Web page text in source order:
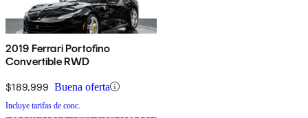
2019 Ferrari Portofino
Convertible RWD
$189,999 Buena oferta
Incluye tarifas de conc.